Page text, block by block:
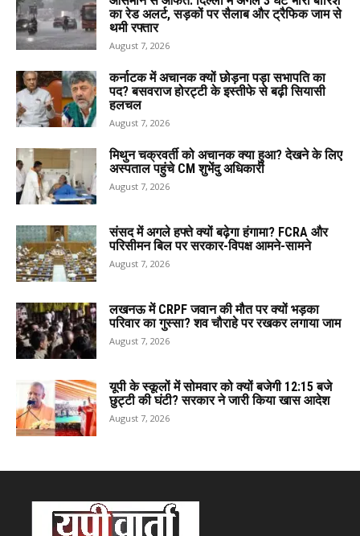
का रेड अलर्ट, सड़कों पर सैलाब और ट्रैफिक जाम से
थमी रफ्तार
August 7, 2026
कर्नाटक में अचानक क्यों छोड़ना पड़ा सभापति का
पद? बसवराज होरट्टी के इस्तीफे से बढ़ी सियासी
हलचल
August 7, 2026
मिथुन चक्रवर्ती को अचानक क्या हुआ? देखने के लिए
अस्पताल पहुंचे CM शुभेंदु अधिकारी
August 7, 2026
संसद में अगले हफ्ते क्यों बढ़ेगा हंगामा? FCRA और
परिसीमन बिल पर सरकार-विपक्ष आमने-सामने
August 7, 2026
लखनऊ में CRPF जवान की मौत पर क्यों भड़का
परिवार का गुस्सा? शव चौराहे पर रखकर लगाया जाम
August 7, 2026
यूपी के स्कूलों में सोमवार को क्यों बजेगी 12:15 बजे
छुट्टी की घंटी? सरकार ने जारी किया खास आदेश
August 7, 2026